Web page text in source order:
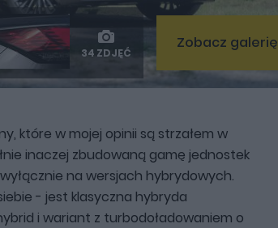
34 ZDJĘĆ
Zobacz galerię
które w mojej opinii są strzałem w
inaczej zbudowaną gamę jednostek
na wersjach hybrydowych.
- jest klasyczna hybryda
i wariant z turbodoładowaniem o